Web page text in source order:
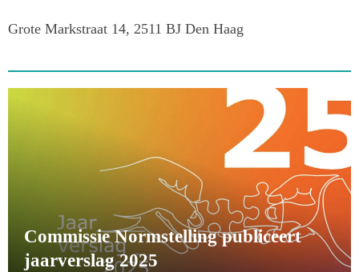
Grote Markstraat 14, 2511 BJ Den Haag
Commissie Normstelling publiceert
jaarverslag 2025